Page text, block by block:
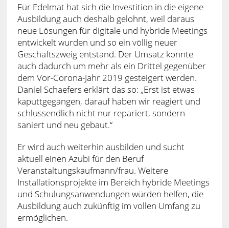
Für Edelmat hat sich die Investition in die eigene
Ausbildung auch deshalb gelohnt, weil daraus
neue Lösungen für digitale und hybride Meetings
entwickelt wurden und so ein völlig neuer
Geschäftszweig entstand. Der Umsatz konnte
auch dadurch um mehr als ein Drittel gegenüber
dem Vor-Corona-Jahr 2019 gesteigert werden.
Daniel Schaefers erklärt das so: „Erst ist etwas
kaputtgegangen, darauf haben wir reagiert und
schlussendlich nicht nur repariert, sondern
saniert und neu gebaut.“
Er wird auch weiterhin ausbilden und sucht
aktuell einen Azubi für den Beruf
Veranstaltungskaufmann/frau. Weitere
Installationsprojekte im Bereich hybride Meetings
und Schulungsanwendungen würden helfen, die
Ausbildung auch zukünftig im vollen Umfang zu
ermöglichen.